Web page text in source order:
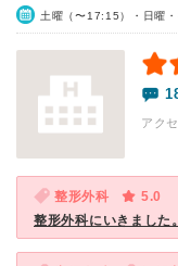
土曜（〜17:15）・日曜・
アク
整形外科
5.0
整形外科にいきました。